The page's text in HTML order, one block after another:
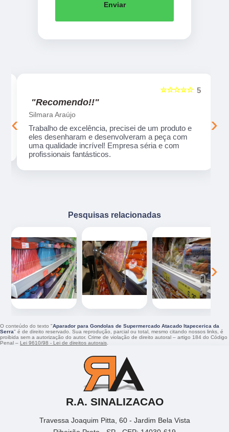
Enviar
5
☆☆☆☆☆
"Recomendo!!"
Silmara Araújo
Trabalho de excelência, precisei de um produto e
eles desenharam e desenvolveram a peça com
uma qualidade incrível! Empresa séria e com
profissionais fantásticos.
‹ ›
Pesquisas relacionadas
‹ ›
O conteúdo do texto "Aparador para Gondolas de Supermercado Atacado Itapecerica da
Serra" é de direito reservado. Sua reprodução, parcial ou total, mesmo citando nossos links, é
proibida sem a autorização do autor. Crime de violação de direito autoral – artigo 184 do Código
Penal – Lei 9610/98 - Lei de direitos autorais
R.A. SINALIZACAO
Travessa Joaquim Pitta, 60 - Jardim Bela Vista